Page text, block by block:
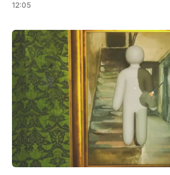
12:05